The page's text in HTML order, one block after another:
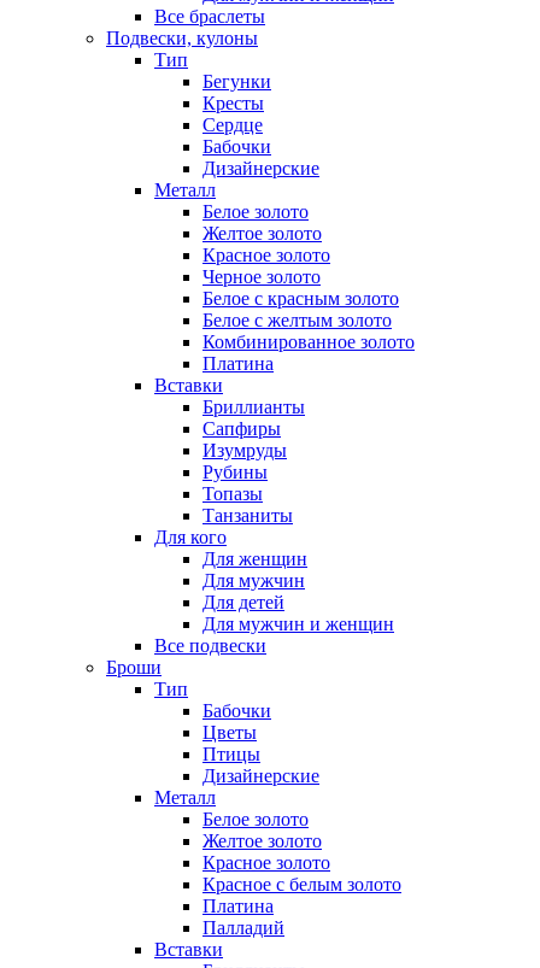
Все браслеты
Подвески, кулоны
Тип
Бегунки
Кресты
Сердце
Бабочки
Дизайнерские
Металл
Белое золото
Желтое золото
Красное золото
Черное золото
Белое с красным золото
Белое с желтым золото
Комбинированное золото
Платина
Вставки
Бриллианты
Сапфиры
Изумруды
Рубины
Топазы
Танзаниты
Для кого
Для женщин
Для мужчин
Для детей
Для мужчин и женщин
Все подвески
Броши
Тип
Бабочки
Цветы
Птицы
Дизайнерские
Металл
Белое золото
Желтое золото
Красное золото
Красное с белым золото
Платина
Палладий
Вставки